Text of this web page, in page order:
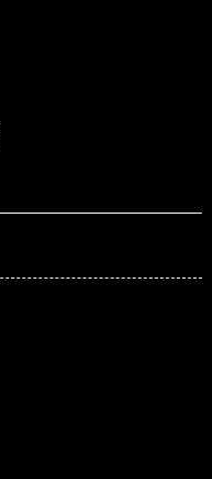
澳门特别行政区风顺堂区南湾大马路万国售后服务中心（需提前预约）